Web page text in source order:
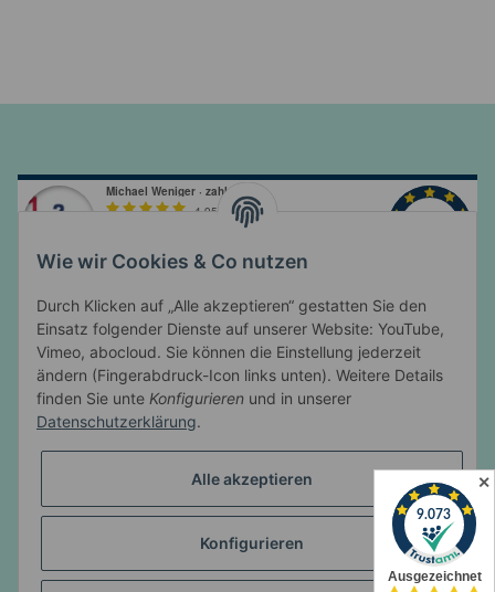
Informationen
Gesetzliche Informationen
* Alle Preise inkl. gesetzlicher USt., zzgl.Versand
Wie wir Cookies & Co nutzen
Durch Klicken auf „Alle akzeptieren“ gestatten Sie den
Einsatz folgender Dienste auf unserer Website: YouTube,
Vimeo, abocloud. Sie können die Einstellung jederzeit
ändern (Fingerabdruck-Icon links unten). Weitere Details
finden Sie unte Konfigurieren und in unserer
Datenschutzerklärung.
Alle akzeptieren
Konfigurieren
✕